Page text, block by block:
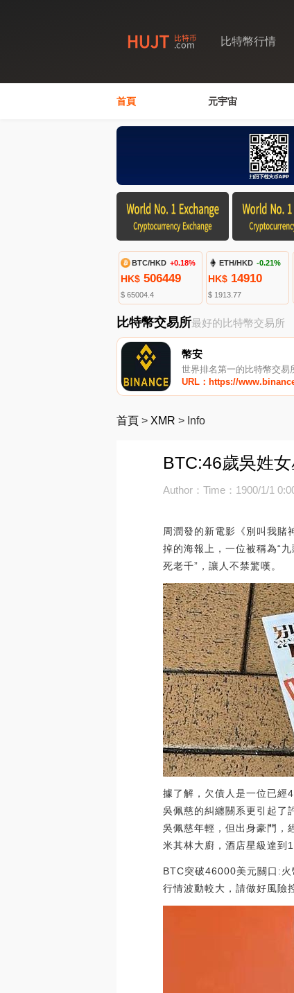
比特幣行情
首頁 元宇宙
BTC/HKD +0.18%
HK$ 506449
$ 65004.4
ETH/HKD -0.21%
HK$14910
$ 1913.77
比特幣交易所最好的比特幣交易所
幣安
世界排名第一的比特幣交易
URL：https://
首頁 > XMR > Info
BTC:46歲吳姓
Author：Time：1900/1/1
周潤發的新電影《別叫我賭
掉的海報上，一位被稱為“
死老千”，讓人不禁驚嘆。
據了解，欠債人是一位已經
吳佩慈的糾纏關系更引起了
吳佩慈年輕，但出身豪門，
米其林大廚，酒店星級達到
BTC突破46000美元關口:
行情波動較大，請做好風